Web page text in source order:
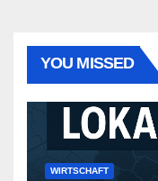
YOU MISSED
WIRTSCHAFT